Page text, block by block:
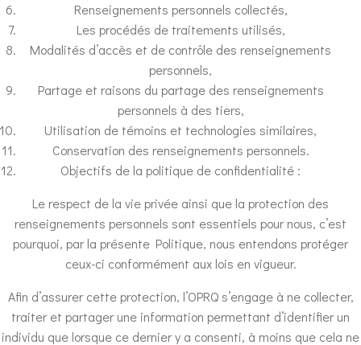
Renseignements personnels collectés,
Les procédés de traitements utilisés,
Modalités d’accès et de contrôle des renseignements
personnels,
Partage et raisons du partage des renseignements
personnels à des tiers,
Utilisation de témoins et technologies similaires,
Conservation des renseignements personnels.
Objectifs de la politique de confidentialité :
Le respect de la vie privée ainsi que la protection des
renseignements personnels sont essentiels pour nous, c’est
pourquoi, par la présente Politique, nous entendons protéger
ceux-ci conformément aux lois en vigueur.
Afin d’assurer cette protection, l’OPRQ s’engage à ne collecter,
traiter et partager une information permettant d’identifier un
individu que lorsque ce dernier y a consenti, à moins que cela ne